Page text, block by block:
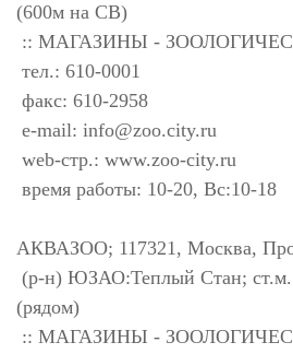
(600м на СВ)
:: МАГАЗИНЫ -
тел.: 610-0001
факс: 610-2958
e-mail: info@zoo.city.ru
web-стр.: www.zoo-city.ru
время работы: 10-20, Вс:10-18
АКВАЗОО; 117321, Москва,
(р-н) ЮЗАО:Теплый Стан;
(рядом)
:: МАГАЗИНЫ -